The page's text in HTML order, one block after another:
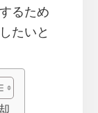
るため
たいと